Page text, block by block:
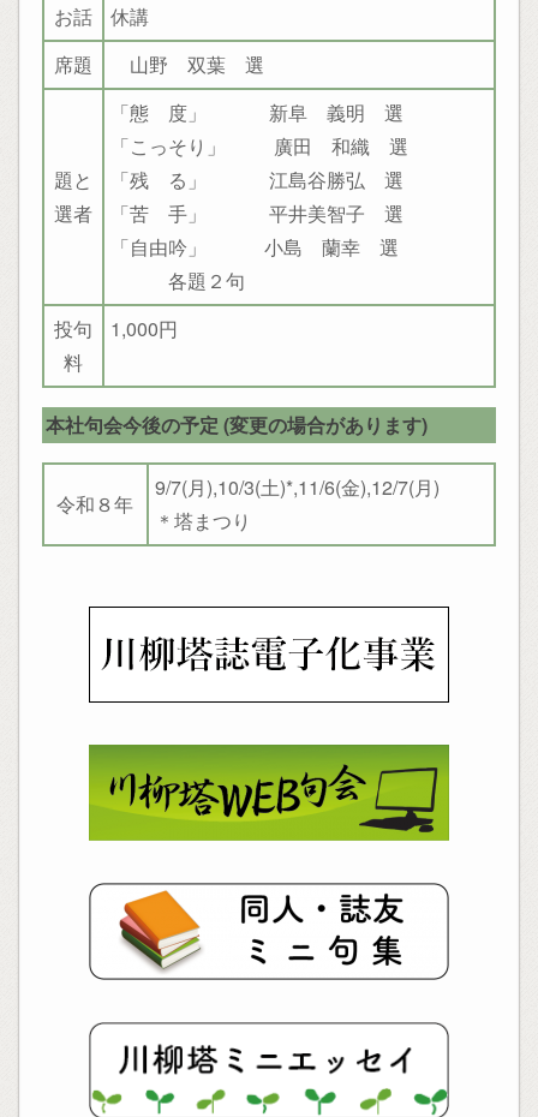
お話
休講
席題
山野 双葉 選
題と
選者
「態 度」 新阜 義明 選
「こっそり」 廣田 和織 選
「残 る」 江島谷勝弘 選
「苦 手」 平井美智子 選
「自由吟」 小島 蘭幸 選
各題２句
投句
料
1,000円
本社句会今後の予定 (変更の場合があります)
令和８年
9/7(月),10/3(土)*,11/6(金),12/7(月)
＊塔まつり